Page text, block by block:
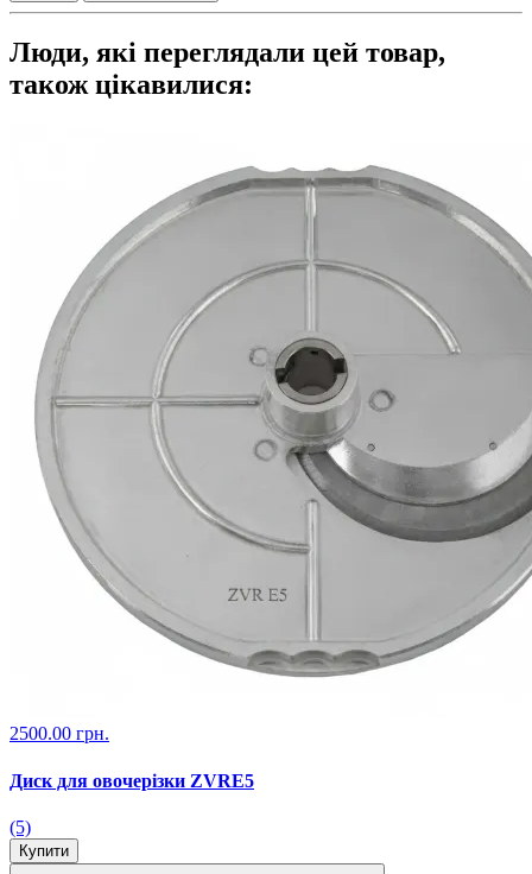
Люди, які переглядали цей товар,
також цікавилися:
2500.00 грн.
Диск для овочерізки ZVRE5
(5)
Купити